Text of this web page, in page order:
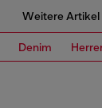
Weitere Artikel
Denim